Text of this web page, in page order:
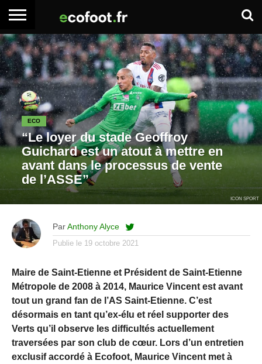
ACCUEIL
ARTICLES
PREMIUM
ADHÉSION
PREMIUM
SE
CONNECTER
EMPLOI
BOITE
À
OUTILS
ECO
“Le loyer du stade Geoffroy
Guichard est un atout à mettre en
avant dans le processus de vente
de l’ASSE”
ICON SPORT
Par Anthony Alyce
Publie le 19 octobre 2021
Maire de Saint-Etienne et Président de Saint-Etienne
Métropole de 2008 à 2014, Maurice Vincent est avant
tout un grand fan de l’AS Saint-Etienne. C’est
désormais en tant qu’ex-élu et réel supporter des
Verts qu’il observe les difficultés actuellement
traversées par son club de cœur. Lors d’un entretien
exclusif accordé à Ecofoot, Maurice Vincent met à